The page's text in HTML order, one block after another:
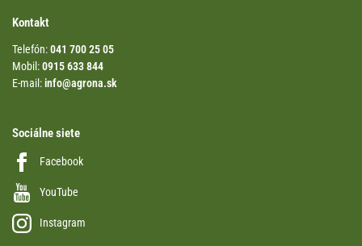
Kontakt
Telefón:041 700 25 05
Mobil:0915 633 844
E-mail:info@agrona.sk
Sociálne siete
Facebook
YouTube
Instagram